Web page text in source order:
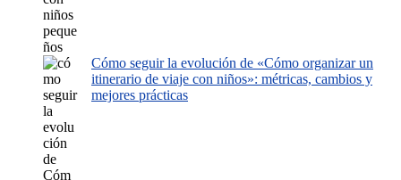
Cómo seguir la evolución de «Cómo organizar un
itinerario de viaje con niños»: métricas, cambios y
mejores prácticas